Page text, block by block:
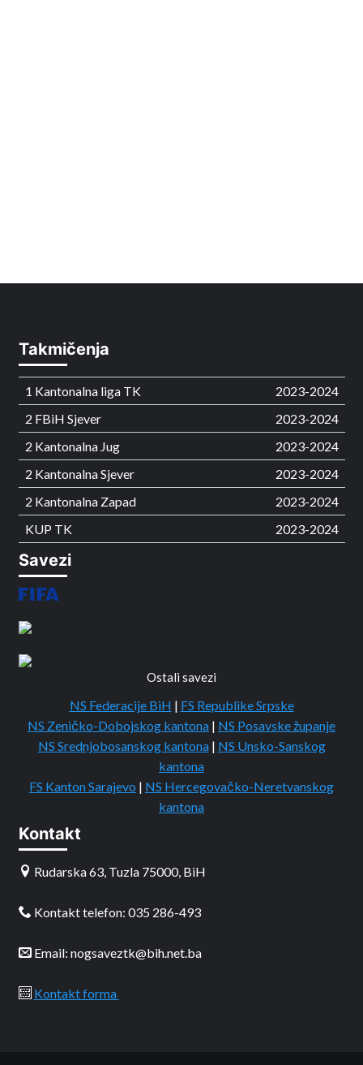
Takmičenja
1 Kantonalna liga TK
2023-2024
2 FBiH Sjever
2023-2024
2 Kantonalna Jug
2023-2024
2 Kantonalna Sjever
2023-2024
2 Kantonalna Zapad
2023-2024
KUP TK
2023-2024
Savezi
Ostali savezi
NS Federacije BiH | FS Republike Srpske
NS Zeničko-Dobojskog kantona | NS Posavske županje
NS Srednjobosanskog kantona | NS Unsko-Sanskog
kantona
FS Kanton Sarajevo | NS Hercegovačko-Neretvanskog
kantona
Kontakt
Rudarska 63, Tuzla 75000, BiH
Kontakt telefon: 035 286-493
Email: nogsaveztk@bih.net.ba
Kontakt forma